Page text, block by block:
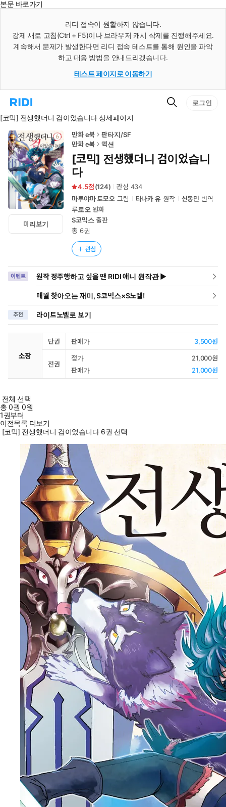
본문 바로가기
리디 접속이 원활하지 않습니다.
강제 새로 고침(Ctrl + F5)이나 브라우저 캐시 삭제를 진행해주세요.
계속해서 문제가 발생한다면 리디 접속 테스트를 통해 원인을 파악
하고 대응 방법을 안내드리겠습니다.
테스트 페이지로 이동하기
리
홈
로
이
동
검
로그인
[코믹] 전생했더니 검이었습니다 상세페이지
미리보기
만화 e북
판타지/SF
만화 e북
액션
[코믹] 전생했더니 검이었습니
다
4.5 (124) 관심 434
마루야마 토모오그림 타나카 유원작 신동민 번역
루로오 원화
S코믹스출판
총 6권
관심
이벤트 원작 정주행하고 싶을 땐 RIDI 애니 원작관 ▶
매월 찾아오는 재미, S코믹스×S노벨!
추천 라이트노벨로 보기
소장
단권 판매가 3,500원
전권
정가
21,000원
판매가
21,000원
전체 선택
총0권 0원
1권부터
이전목록 더보기
[코믹] 전생했더니 검이었습니다 6권 선택